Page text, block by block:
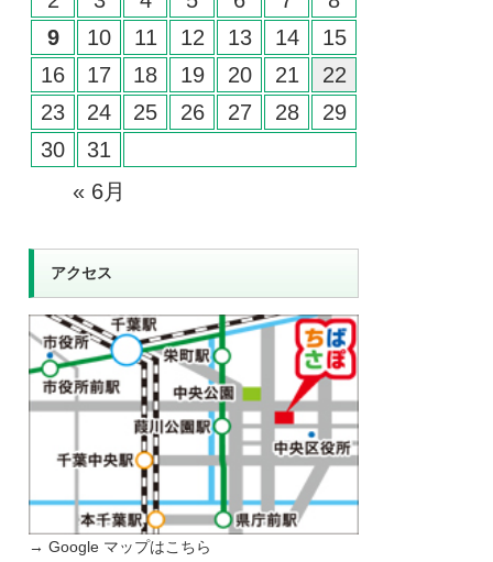
« 6月
9
10 11 12 13 14
15
16
17 18 19 20 21
22
23
24 25 26 27 28
29
30
31
アクセス
→ Google マップはこちら